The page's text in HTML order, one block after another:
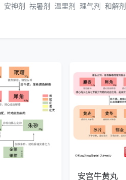
安神剂 祛暑剂 温里剂 理气剂 和解剂
安宫牛黄丸